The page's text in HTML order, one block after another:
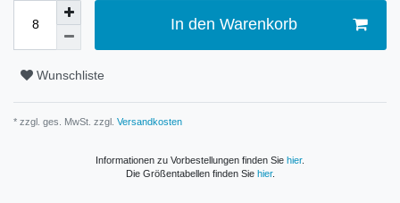
In den Warenkorb
Wunschliste
* zzgl. ges. MwSt. zzgl. Versandkosten
Informationen zu Vorbestellungen finden Sie hier.
Die Größentabellen finden Sie hier.